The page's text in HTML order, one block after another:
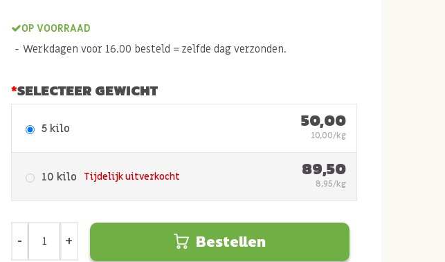
OP VOORRAAD
Werkdagen voor 16.00 besteld = zelfde dag verzonden.
SELECTEER GEWICHT
5 kilo 50,00
10,00/kg
10 kilo Tijdelijk uitverkocht 89,50
8,95/kg
Bestellen